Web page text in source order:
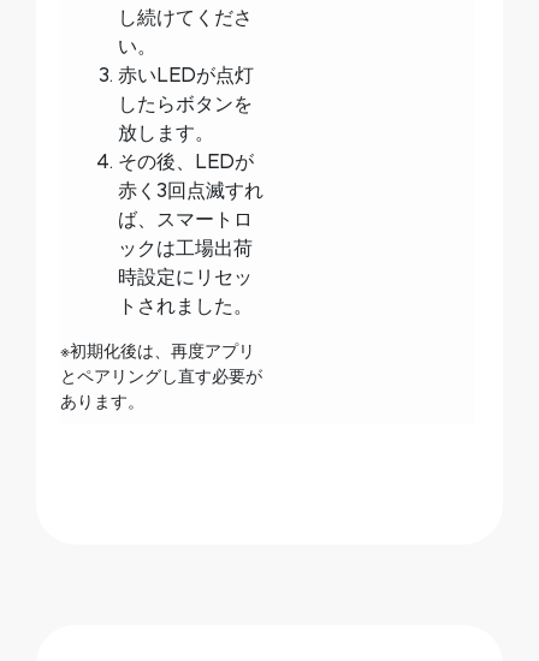
し続けてくださ
い。
赤いLEDが点灯
したらボタンを
放します。
その後、LEDが
赤く3回点滅すれ
ば、スマートロ
ックは工場出荷
時設定にリセッ
トされました。
※初期化後は、再度アプリ
とペアリングし直す必要が
あります。